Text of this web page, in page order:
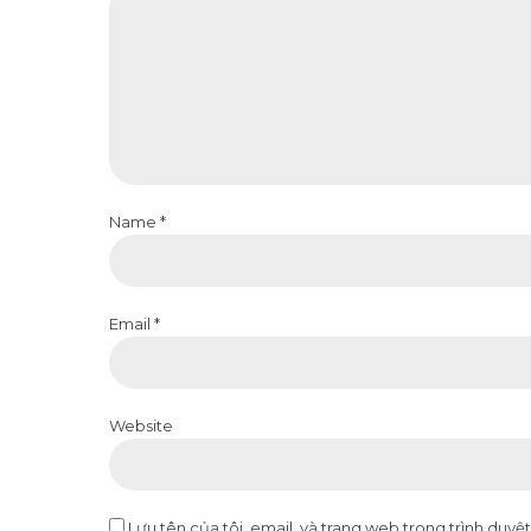
Name *
Email *
Website
Lưu tên của tôi, email, và trang web trong trình